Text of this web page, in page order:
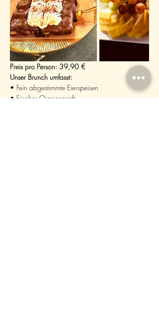
Preis pro Person: 39,90 €
Unser Brunch umfasst:
• Fein abgestimmte Eierspeisen
• Frischer Orangensaft